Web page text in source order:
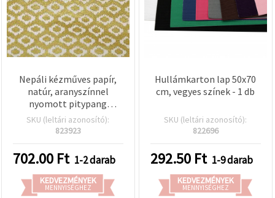
Nepáli kézműves papír,
natúr, aranyszínnel
nyomott pitypang
mintával, 60 g, 50×76 cm –
1 ív
SKU (leltári azonosító):
823923
702.00 Ft 1-2 darab
KEDVEZMÉNYEK
MENNYISÉGHEZ
Hullámkarton lap 50x70
cm, vegyes színek - 1 db
SKU (leltári azonosító):
822696
292.50 Ft 1-9 darab
KEDVEZMÉNYEK
MENNYISÉGHEZ